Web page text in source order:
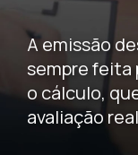
A emissão
sempre feita
o cálculo,
avaliação